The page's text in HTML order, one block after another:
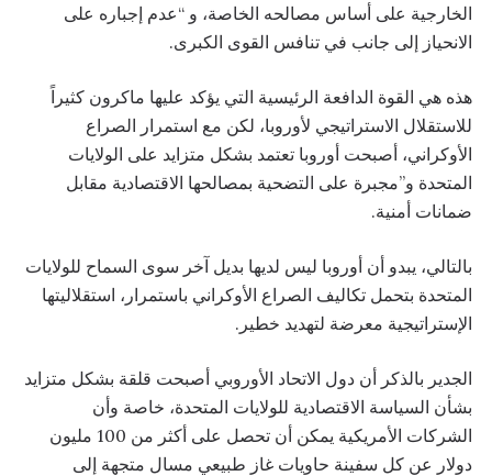
الخارجية على أساس مصالحه الخاصة، و “عدم إجباره على
الانحياز إلى جانب في تنافس القوى الكبرى.
هذه هي القوة الدافعة الرئيسية التي يؤكد عليها ماكرون كثيراً
للاستقلال الاستراتيجي لأوروبا، لكن مع استمرار الصراع
الأوكراني، أصبحت أوروبا تعتمد بشكل متزايد على الولايات
المتحدة و”مجبرة على التضحية بمصالحها الاقتصادية مقابل
ضمانات أمنية.
بالتالي، يبدو أن أوروبا ليس لديها بديل آخر سوى السماح للولايات
المتحدة بتحمل تكاليف الصراع الأوكراني باستمرار، استقلاليتها
الإستراتيجية معرضة لتهديد خطير.
الجدير بالذكر أن دول الاتحاد الأوروبي أصبحت قلقة بشكل متزايد
بشأن السياسة الاقتصادية للولايات المتحدة، خاصة وأن
الشركات الأمريكية يمكن أن تحصل على أكثر من 100 مليون
دولار عن كل سفينة حاويات غاز طبيعي مسال متجهة إلى